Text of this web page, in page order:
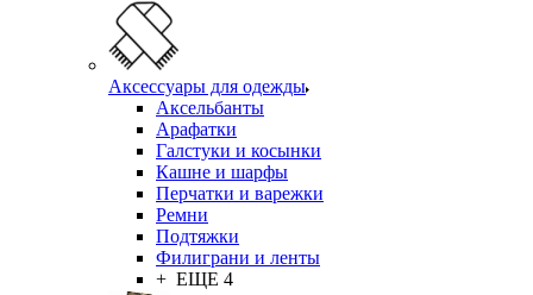
Аксессуары для одежды
Аксельбанты
Арафатки
Галстуки и косынки
Кашне и шарфы
Перчатки и варежки
Ремни
Подтяжки
Филиграни и ленты
+ ЕЩЕ 4